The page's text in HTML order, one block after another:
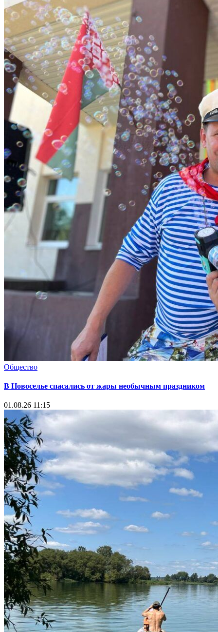
Общество
В Новоселье спасались от жары необычным праздником
01.08.26 11:15